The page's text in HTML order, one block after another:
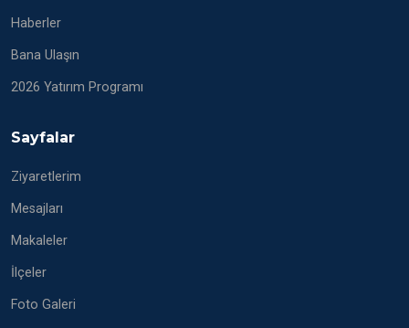
Haberler
Bana Ulaşın
2026 Yatırım Programı
Sayfalar
Ziyaretlerim
Mesajları
Makaleler
İlçeler
Foto Galeri